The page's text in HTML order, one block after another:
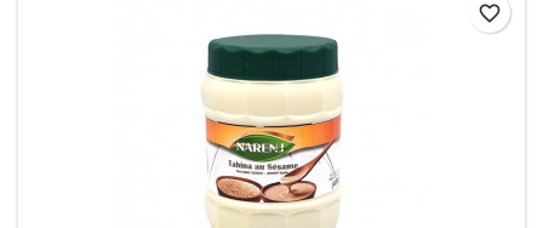
favorite_border